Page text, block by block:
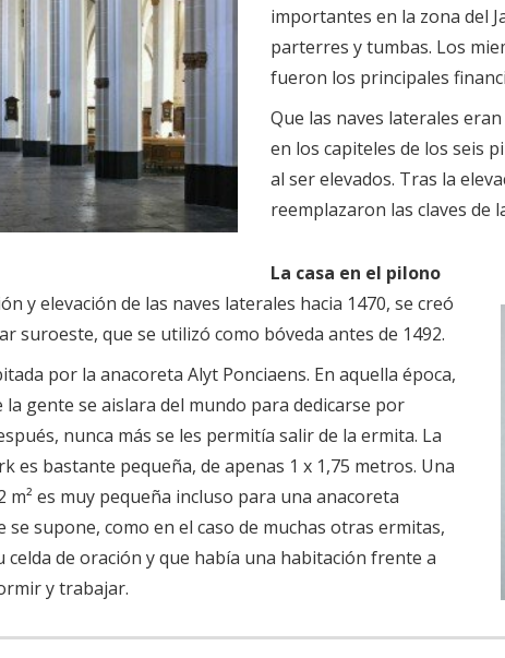
importantes en la zona del
parterres y tumbas. Los
fueron los principales
Que las naves laterales
en los capiteles de los seis
al ser elevados. Tras la
reemplazaron las claves de
La casa en el pilono
y elevación de las naves laterales hacia 1470, se creó
suroeste, que se utilizó como bóveda antes de 1492.
por la anacoreta Alyt Ponciaens. En aquella época,
la gente se aislara del mundo para dedicarse por
nunca más se les permitía salir de la ermita. La
es bastante pequeña, de apenas 1 x 1,75 metros. Una
m² es muy pequeña incluso para una anacoreta
se supone, como en el caso de muchas otras ermitas,
celda de oración y que había una habitación frente a
y trabajar.